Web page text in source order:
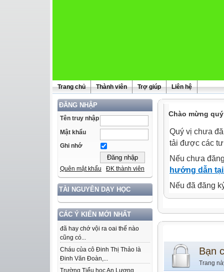
Trang chủ Thành viên Trợ giúp Liên hệ
ĐĂNG NHẬP
Tên truy nhập
Mật khẩu
Ghi nhớ
Quên mật khẩu ĐK thành viên
TÀI NGUYÊN DẠY HỌC
CÁC Ý KIẾN MỚI NHẤT
đã hay chớ vội ra oai thế nào
cũng có...
Cháu của cô Đinh Thị Thảo là
Đinh Văn Đoàn,...
Trường Tiểu học An Lương
Chào mừng
Quý vị chưa
tải được các
Nếu chưa
hướng dẫn
Nếu đã đăng
Bạn
Trang